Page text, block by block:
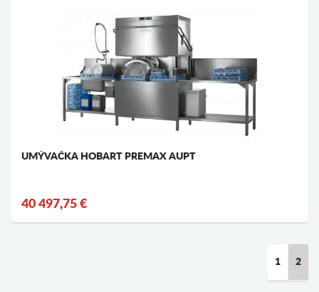
UMÝVAČKA HOBART PREMAX AUPT
40 497,75 €
1 2